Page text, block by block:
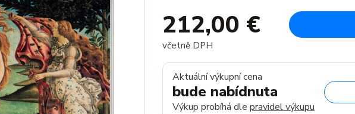
212,00 €
včetně DPH
Aktuální výkupní cena
bude nabídnuta
Výkup probíhá dle pravidel výkupu